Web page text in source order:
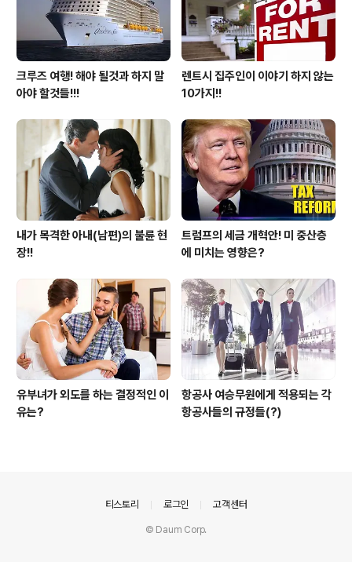
크루즈 여행! 해야 될것과 하지 말
아야 할것들!!!
렌트시 집주인이 이야기 하지 않는
10가지!!
내가 목격한 아내(남편)의 불륜 현
장!!
트럼프의 세금 개혁안! 미 중산층
에 미치는 영향은?
유부녀가 외도를 하는 결정적인 이
유는?
항공사 여승무원에게 적용되는 각
항공사들의 규정들(?)
티스토리 로그인 고객센터
© Daum Corp.